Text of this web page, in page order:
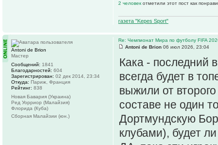
2 человек отметили этот пост как
газета "Kepes Sport"
Re: Чемпионат Мира по футболу FIFA
Antoni de Brion 06 июл 2026, 23:04
Кака - последний
всегда будет в
выжили от
составе не один
Дортмундскую
клубами), будет
Antoni de Brion
Мастер
Сообщений: 1841
Благодарностей: 604
Зарегистрирован: 02 дек 2014, 23:34
Откуда: Париж, Франция
Рейтинг: 838
Новая Бавария (Украина)
Ред Уорриор (Малайзия)
Флорида (Куба)
Сборная Малайзии (юн.)